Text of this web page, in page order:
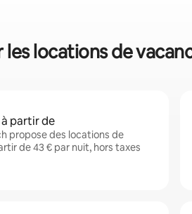
locations de
partir de
propose des locations de
de 43 € par nuit, hors taxes